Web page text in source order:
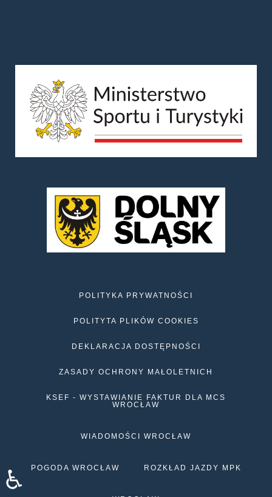
POLITYKA PRYWATNOŚCI
POLITYTA PLIKÓW COOKIES
DEKLARACJA DOSTĘPNOŚCI
ZASADY OCHRONY MAŁOLETNICH
KSEF - WYSTAWIANIE FAKTUR DLA MCS
WROCŁAW
WIADOMOŚCI WROCŁAW
POGODA WROCŁAW ROZKŁAD JAZDY MPK